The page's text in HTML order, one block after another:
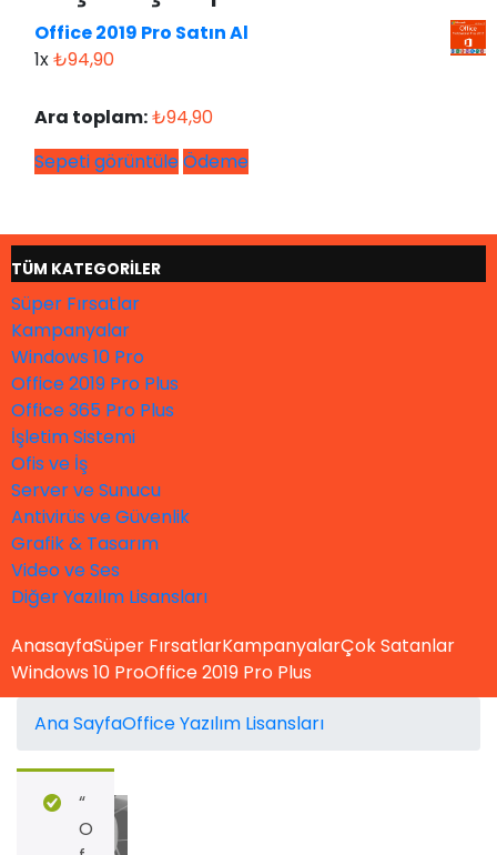
Office 2019 Pro Satın Al
1x₺94,90
Ara toplam:₺94,90
Sepeti görüntüleÖdeme
TÜM KATEGORİLER
Süper Fırsatlar
Kampanyalar
Windows 10 Pro
Office 2019 Pro Plus
Office 365 Pro Plus
İşletim Sistemi
Ofis ve İş
Server ve Sunucu
Antivirüs ve Güvenlik
Grafik & Tasarım
Video ve Ses
Diğer Yazılım Lisansları
AnasayfaSüper FırsatlarKampanyalarÇok Satanlar
Windows 10 ProOffice 2019 Pro Plus
Ana SayfaOffice Yazılım Lisansları
“
O